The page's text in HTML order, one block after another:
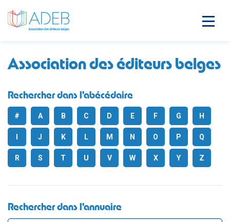
Association des éditeurs belges
Rechercher dans l'abécédaire
# A B C D E F G H
J K L M N O P Q
R S T U V W X Y Z
Rechercher dans l'annuaire